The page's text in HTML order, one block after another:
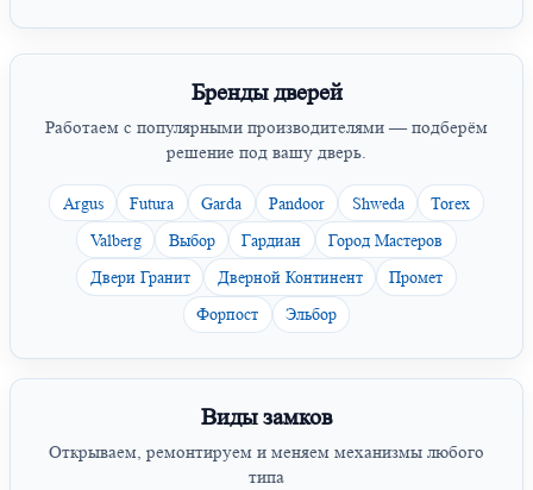
Бренды дверей
Работаем с популярными производителями — подберём
решение под вашу дверь.
Argus Futura Garda Pandoor Shweda
Torex
Valberg
Выбор Гардиан
Город Мастеров
Двери Гранит
Дверной Континент
Промет
Форпост
Эльбор
Виды замков
Открываем, ремонтируем и меняем механизмы любого
типа